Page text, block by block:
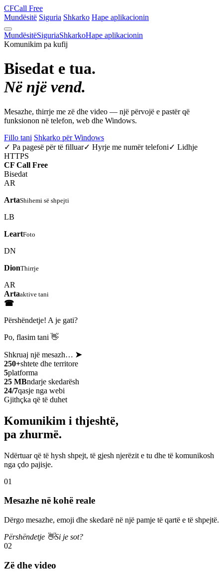
CFCall Free
Mundësitë Siguria Shkarko Hape aplikacionin
MundësitëSiguriaShkarkoHape aplikacionin
Komunikim pa kufij
Bisedat e tua.
Në një vend.
Mesazhe, thirrje me zë dhe video — një përvojë e pastër që
funksionon në telefon, web dhe Windows.
Fillo tani Shkarko për Windows
✓ Pa pagesë për të filluar✓ Hyrje me numër telefoni✓ Lidhje
HTTPS
CF Call Free
Bisedat
AR
ArtaShihemi së shpejti
LB
LeartFoto
DN
DionThirrje
AR
Artaaktive tani
☎
Përshëndetje! A je gati?
Po, flasim tani 👋
Shkruaj një mesazh… ➤
250+shtete dhe territore
5platforma
25 MBndarje skedarësh
24/7qasje nga webi
Gjithçka që të duhet
Komunikim i thjeshtë,
pa zhurmë.
Ndërtuar që të hysh shpejt, të gjesh njerëzit e tu dhe të komunikosh
nga çdo pajisje.
01
Mesazhe në kohë reale
Dërgo mesazhe, emoji dhe skedarë në një pamje të qartë e të shpejtë.
Përshëndetje 👋Si je sot?
02
Zë dhe video